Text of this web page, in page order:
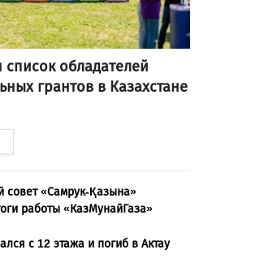
обладателей
грантов в Казахстане
совет «Самрук-Қазына»
работы «КазМунайГаза»
с 12 этажа и погиб в Актау